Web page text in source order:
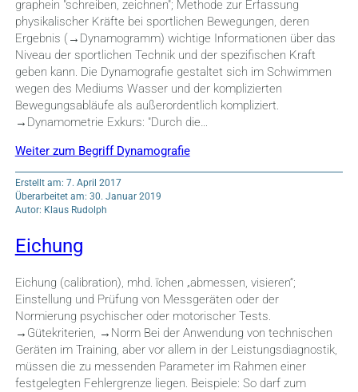
graphein "schreiben, zeichnen"; Methode zur Erfassung
physikalischer Kräfte bei sportlichen Bewegungen, deren
Ergebnis (→Dynamogramm) wichtige Informationen über das
Niveau der sportlichen Technik und der spezifischen Kraft
geben kann. Die Dynamografie gestaltet sich im Schwimmen
wegen des Mediums Wasser und der komplizierten
Bewegungsabläufe als außerordentlich kompliziert.
→Dynamometrie Exkurs: "Durch die…
Weiter zum Begriff Dynamografie
Erstellt am: 7. April 2017
Überarbeitet am: 30. Januar 2019
Autor: Klaus Rudolph
Eichung
Eichung (calibration), mhd. īchen „abmessen, visieren“;
Einstellung und Prüfung von Messgeräten oder der
Normierung psychischer oder motorischer Tests.
→Gütekriterien, →Norm Bei der Anwendung von technischen
Geräten im Training, aber vor allem in der Leistungsdiagnostik,
müssen die zu messenden Parameter im Rahmen einer
festgelegten Fehlergrenze liegen. Beispiele: So darf zum